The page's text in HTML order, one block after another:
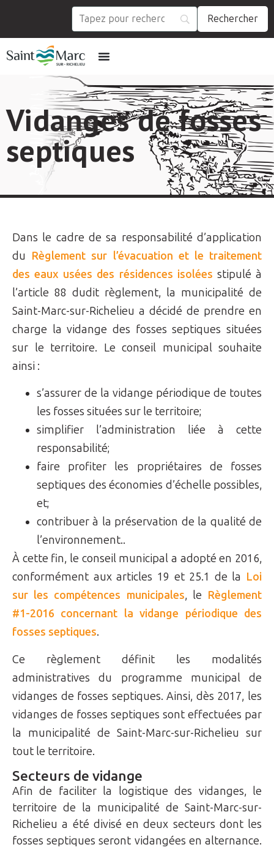
Vidanges de fosses
septiques
Dans le cadre de sa responsabilité d’application
du Règlement sur l’évacuation et le traitement
des eaux usées des résidences isolées stipulé à
l’article 88 dudit règlement, la municipalité de
Saint-Marc-sur-Richelieu a décidé de prendre en
charge la vidange des fosses septiques situées
sur le territoire. Le conseil municipal souhaite
ainsi :
s’assurer de la vidange périodique de toutes
les fosses situées sur le territoire;
simplifier l’administration liée à cette
responsabilité;
faire profiter les propriétaires de fosses
septiques des économies d’échelle possibles,
et;
contribuer à la préservation de la qualité de
l’environnement..
À cette fin, le conseil municipal a adopté en 2016,
conformément aux articles 19 et 25.1 de la Loi
sur les compétences municipales, le Règlement
#1-2016 concernant la vidange périodique des
fosses septiques.
Ce règlement définit les modalités
administratives du programme municipal de
vidanges de fosses septiques. Ainsi, dès 2017, les
vidanges de fosses septiques sont effectuées par
la municipalité de Saint-Marc-sur-Richelieu sur
tout le territoire.
Secteurs de vidange
Afin de faciliter la logistique des vidanges, le
territoire de la municipalité de Saint-Marc-sur-
Richelieu a été divisé en deux secteurs dont les
fosses septiques seront vidangées en alternance.